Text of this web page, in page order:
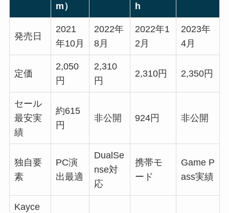
m）
h
発売日
2021
年10月
2022年
8月
2022年1
2月
2023年
4月
定価
2,050
円
2,310
円
2,310円 2,350円
セール
最安実
績
約615
円
非公開 924円 非公開
独自要
素
PC演
出最適
DualSe
nse対
応
携帯モ
ード
Game P
ass実績
Kayce